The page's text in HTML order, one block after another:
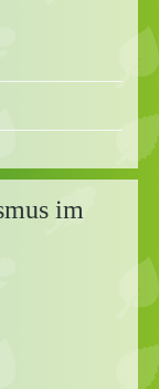
im